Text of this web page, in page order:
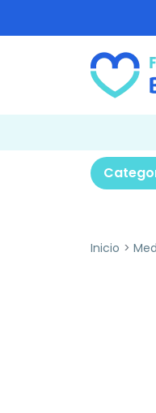
Inicio